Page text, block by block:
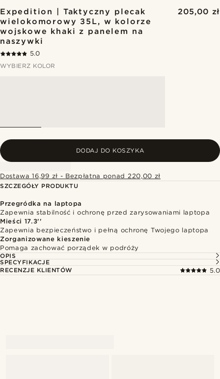
Expedition | Taktyczny plecak
wielokomorowy 35L, w kolorze
wojskowe khaki z panelem na
naszywki
205,00 zł
5.0
WYBIERZ KOLOR
DODAJ DO KOSZYKA
Dostawa 16,99 zł - Bezpłatna ponad 220,00 zł
SZCZEGÓŁY PRODUKTU
Przegródka na laptopa
Zapewnia stabilność i ochronę przed zarysowaniami laptopa
Mieści 17.3''
Zapewnia bezpieczeństwo i pełną ochronę Twojego laptopa
Zorganizowane kieszenie
Pomaga zachować porządek w podróży
OPIS
SPECYFIKACJE
RECENZJE KLIENTÓW
5.0